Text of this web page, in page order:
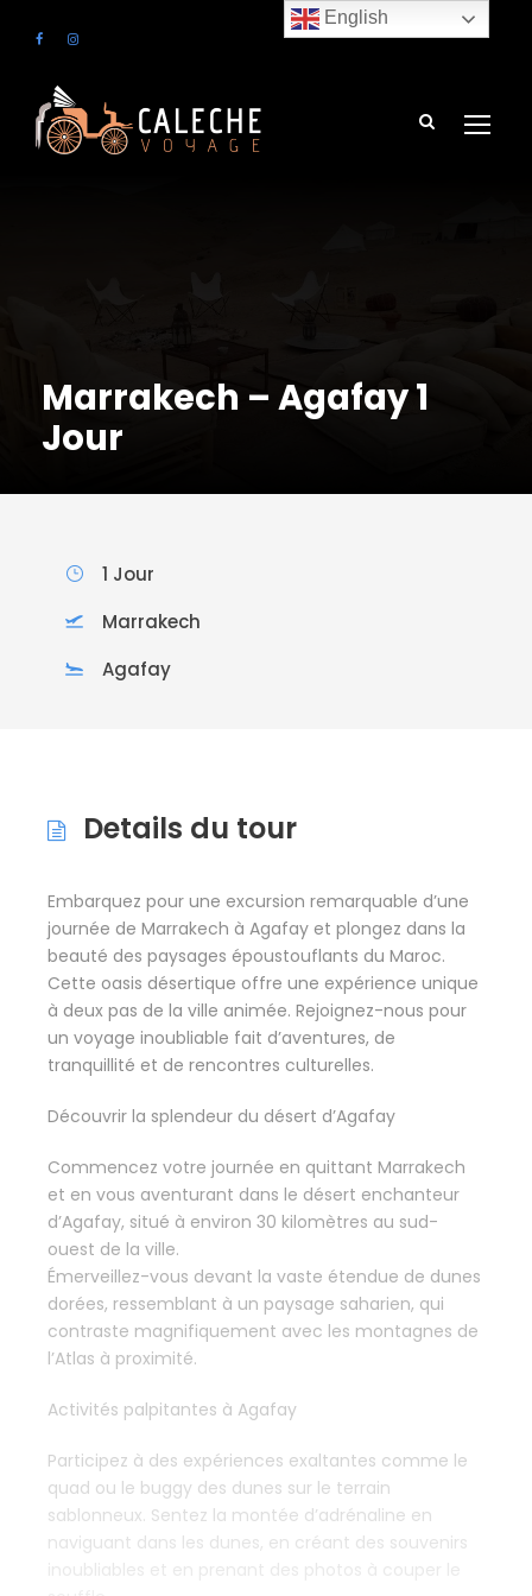
Marrakech – Agafay 1
Jour
1 Jour
Marrakech
Agafay
Details du tour
Embarquez pour une excursion remarquable d’une
journée de Marrakech à Agafay et plongez dans la
beauté des paysages époustouflants du Maroc.
Cette oasis désertique offre une expérience unique
à deux pas de la ville animée. Rejoignez-nous pour
un voyage inoubliable fait d’aventures, de
tranquillité et de rencontres culturelles.
Découvrir la splendeur du désert d’Agafay
Commencez votre journée en quittant Marrakech
et en vous aventurant dans le désert enchanteur
d’Agafay, situé à environ 30 kilomètres au sud-
ouest de la ville.
Émerveillez-vous devant la vaste étendue de dunes
dorées, ressemblant à un paysage saharien, qui
contraste magnifiquement avec les montagnes de
l’Atlas à proximité.
Activités palpitantes à Agafay
Participez à des expériences exaltantes comme le
quad ou le buggy des dunes sur le terrain
sablonneux. Sentez la montée d’adrénaline en
naviguant dans les dunes, en créant des souvenirs
English